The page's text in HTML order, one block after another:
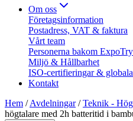
Om oss
Företagsinformation
Postadress, VAT & faktura
Vårt team
Personerna bakom
Miljö & Hållbarhet
ISO-certifieringar &
Kontakt
Hem /Avdelningar/Teknik -
högtalare med 2h batteritid i